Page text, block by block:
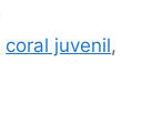
coral juvenil,